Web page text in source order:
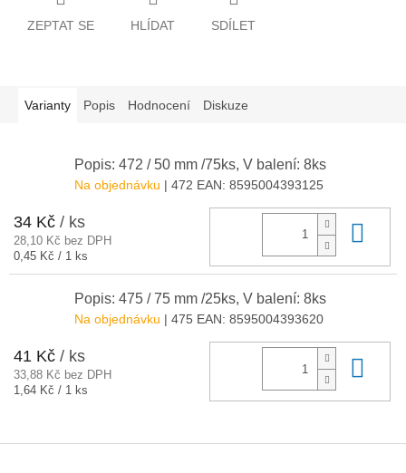
ZEPTAT SE HLÍDAT SDÍLET
Varianty Popis Hodnocení Diskuze
Popis: 472 / 50 mm /75ks, V balení: 8ks
Na objednávku | 472 EAN: 8595004393125
34 Kč / ks
28,10 Kč bez DPH
Měrná
0,45 Kč / 1 ks
Popis: 475 / 75 mm /25ks, V balení: 8ks
Na objednávku | 475 EAN: 8595004393620
41 Kč / ks
33,88 Kč bez DPH
Měrná
1,64 Kč / 1 ks